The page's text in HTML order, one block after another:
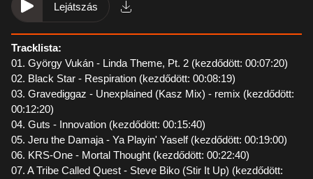
Lejátszás
Tracklista:
01. György Vukán - Linda Theme, Pt. 2 (kezdődött: 00:07:20)
02. Black Star - Respiration (kezdődött: 00:08:19)
03. Gravediggaz - Unexplained (Kasz Mix) - remix (kezdődött:
00:12:20)
04. Guts - Innovation (kezdődött: 00:15:40)
05. Jeru the Damaja - Ya Playin' Yaself (kezdődött: 00:19:00)
06. KRS-One - Mortal Thought (kezdődött: 00:22:40)
07. A Tribe Called Quest - Steve Biko (Stir It Up) (kezdődött: